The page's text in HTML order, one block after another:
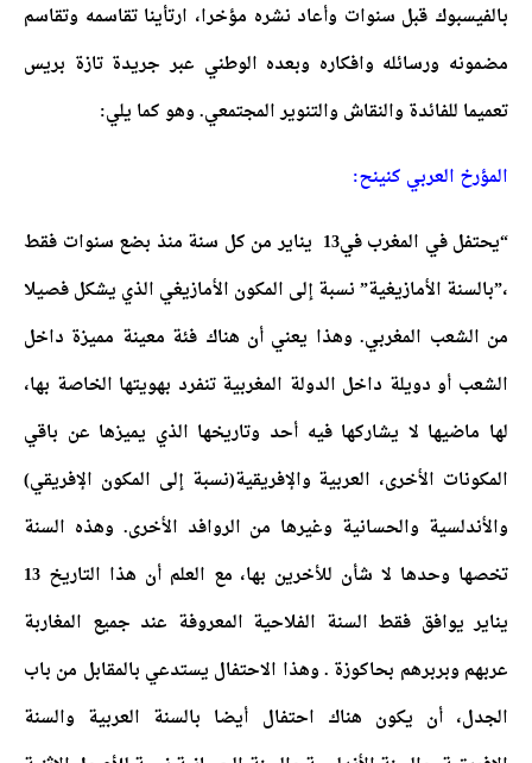
بالفيسبوك قبل سنوات وأعاد نشره مؤخرا، ارتأينا تقاسمه وتقاسم
مضمونه ورسائله وافكاره وبعده الوطني عبر جريدة تازة بريس
تعميما للفائدة والنقاش والتنوير المجتمعي. وهو كما يلي:
المؤرخ العربي كنينح:
“يحتفل في المغرب في13 يناير من كل سنة منذ بضع سنوات فقط
،”بالسنة الأمازيغية” نسبة إلى المكون الأمازيغي الذي يشكل فصيلا
من الشعب المغربي. وهذا يعني أن هناك فئة معينة مميزة داخل
الشعب أو دويلة داخل الدولة المغربية تنفرد بهويتها الخاصة بها،
لها ماضيها لا يشاركها فيه أحد وتاريخها الذي يميزها عن باقي
المكونات الأخرى، العربية والإفريقية(نسبة إلى المكون الإفريقي)
والأندلسية والحسانية وغيرها من الروافد الأخرى. وهذه السنة
تخصها وحدها لا شأن للأخرين بها، مع العلم أن هذا التاريخ 13
يناير يوافق فقط السنة الفلاحية المعروفة عند جميع المغاربة
عربهم وبربرهم بحاكوزة . وهذا الاحتفال يستدعي بالمقابل من باب
الجدل، أن يكون هناك احتفال أيضا بالسنة العربية والسنة